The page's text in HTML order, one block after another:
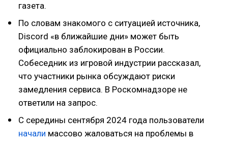
газета.
По словам знакомого с ситуацией источника,
Discord «в ближайшие дни» может быть
официально заблокирован в России.
Собеседник из игровой индустрии рассказал,
что участники рынка обсуждают риски
замедления сервиса. В Роскомнадзоре не
ответили на запрос.
С середины сентября 2024 года пользователи
начали массово жаловаться на проблемы в